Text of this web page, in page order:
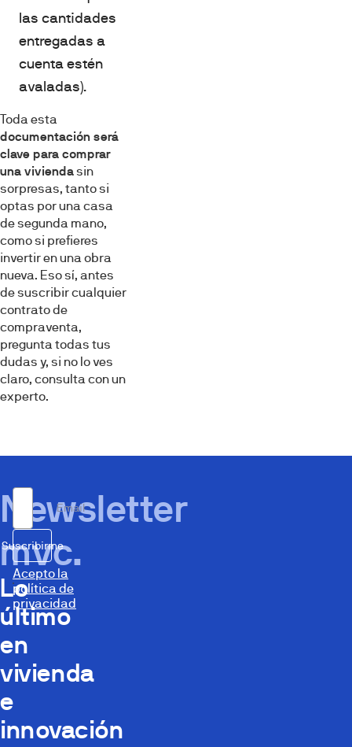
las cantidades
entregadas a
cuenta estén
avaladas).
Toda esta
documentación será
clave para comprar
una viviendasin
sorpresas, tanto si
optas por una casa
de segunda mano,
como si prefieres
invertir en una obra
nueva. Eso sí, antes
de suscribir cualquier
contrato de
compraventa,
pregunta todas tus
dudas y, si no lo ves
claro, consulta con un
experto.
Newsletter
mvc.
Lo
último
en
vivienda
e
innovación
Email
Suscribirme
Acepto la
política de
privacidad